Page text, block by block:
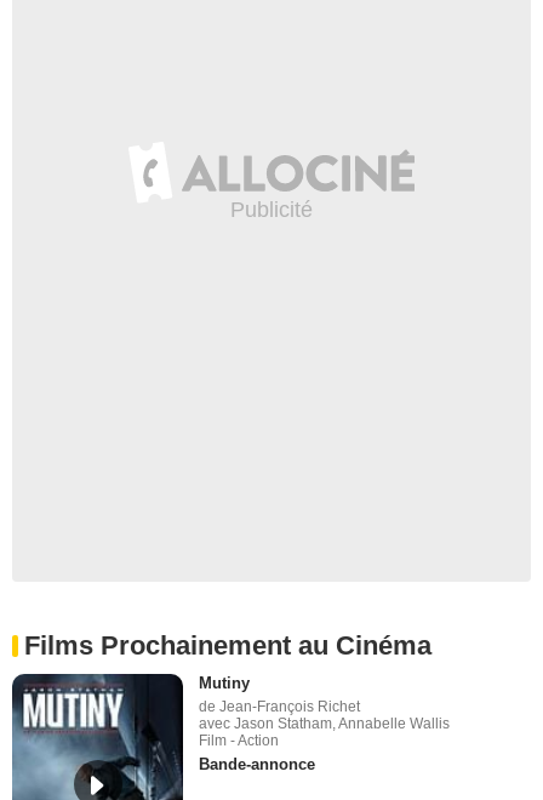
Films Prochainement au Cinéma
Mutiny
de Jean-François Richet
avec Jason Statham, Annabelle Wallis
Film - Action
Bande-annonce